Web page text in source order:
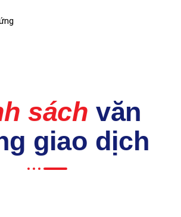
sách văn
giao dịch